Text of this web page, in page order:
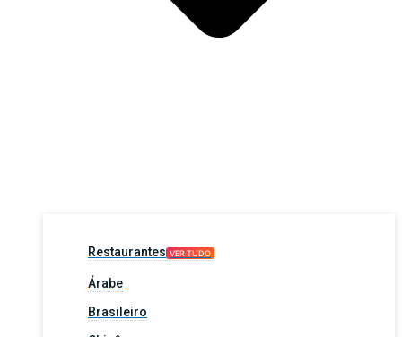
Restaurantes VER TUDO
Árabe
Brasileiro